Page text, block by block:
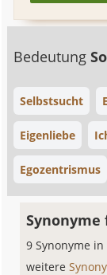
Bedeutung
Selbstsucht
Eigenliebe
Egozentrismus
Synonyme
9 Synonyme
weitere